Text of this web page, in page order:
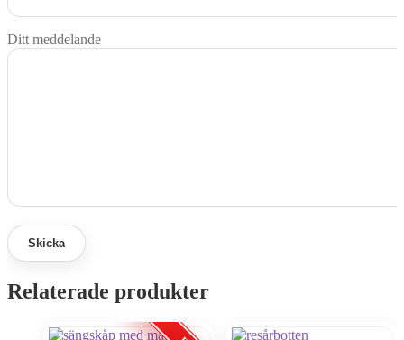
Ditt meddelande
Relaterade produkter